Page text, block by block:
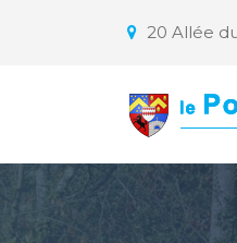
20 Allée